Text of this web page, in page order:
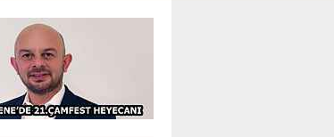
UYARI!